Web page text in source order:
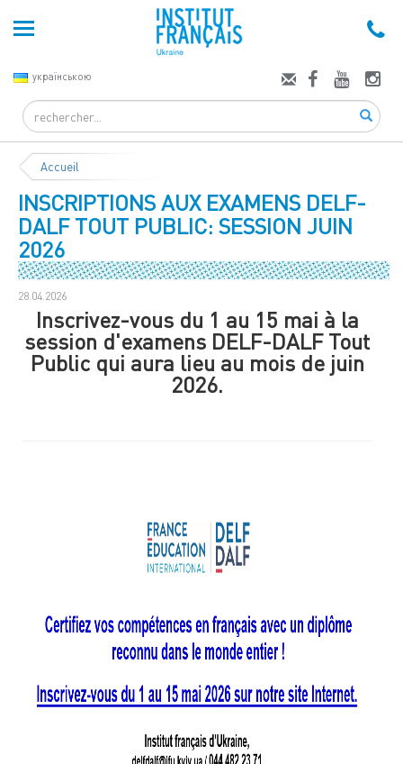
українською
Search
Accueil
INSCRIPTIONS AUX EXAMENS DELF-
DALF TOUT PUBLIC: SESSION JUIN
2026
28.04.2026
Inscrivez-vous du 1 au 15 mai à la
session d'examens DELF-DALF Tout
Public qui aura lieu au mois de juin
2026.